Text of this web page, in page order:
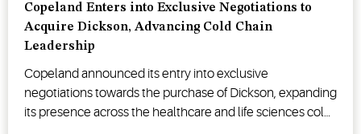
Copeland Enters into Exclusive Negotiations to
Acquire Dickson, Advancing Cold Chain
Leadership
Copeland announced its entry into exclusive
negotiations towards the purchase of Dickson, expanding
its presence across the healthcare and life sciences cold